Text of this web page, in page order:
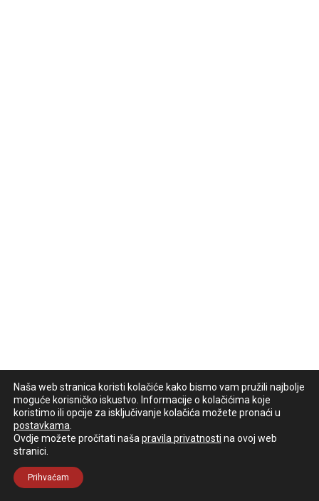
Naša web stranica koristi kolačiće kako bismo vam pružili najbolje
moguće korisničko iskustvo. Informacije o kolačićima koje
koristimo ili opcije za isključivanje kolačića možete pronaći u
postavkama
Ovdje možete pročitati naša pravila privatnosti na ovoj web
stranici.
Prihvaćam